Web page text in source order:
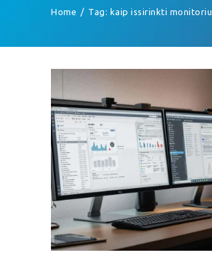
Home Tag: kaip issirinkti monitoriu